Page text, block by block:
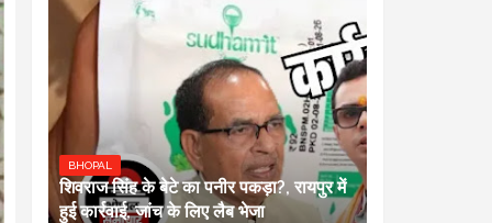
BHOPAL
शिवराज सिंह के बेटे का पनीर पकड़ा?, रायपुर में
हुई कार्रवाई, जांच के लिए लैब भेजा